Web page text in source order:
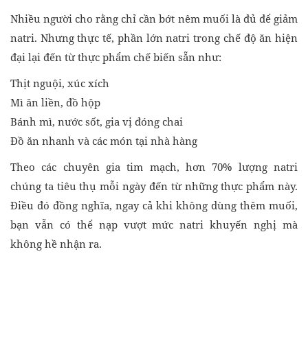
Nhiều người cho rằng chỉ cần bớt nêm muối là đủ để giảm
natri. Nhưng thực tế, phần lớn natri trong chế độ ăn hiện
đại lại đến từ thực phẩm chế biến sẵn như:
Thịt nguội, xúc xích
Mì ăn liền, đồ hộp
Bánh mì, nước sốt, gia vị đóng chai
Đồ ăn nhanh và các món tại nhà hàng
Theo các chuyên gia tim mạch, hơn 70% lượng natri
chúng ta tiêu thụ mỗi ngày đến từ những thực phẩm này.
Điều đó đồng nghĩa, ngay cả khi không dùng thêm muối,
bạn vẫn có thể nạp vượt mức natri khuyến nghị mà
không hề nhận ra.